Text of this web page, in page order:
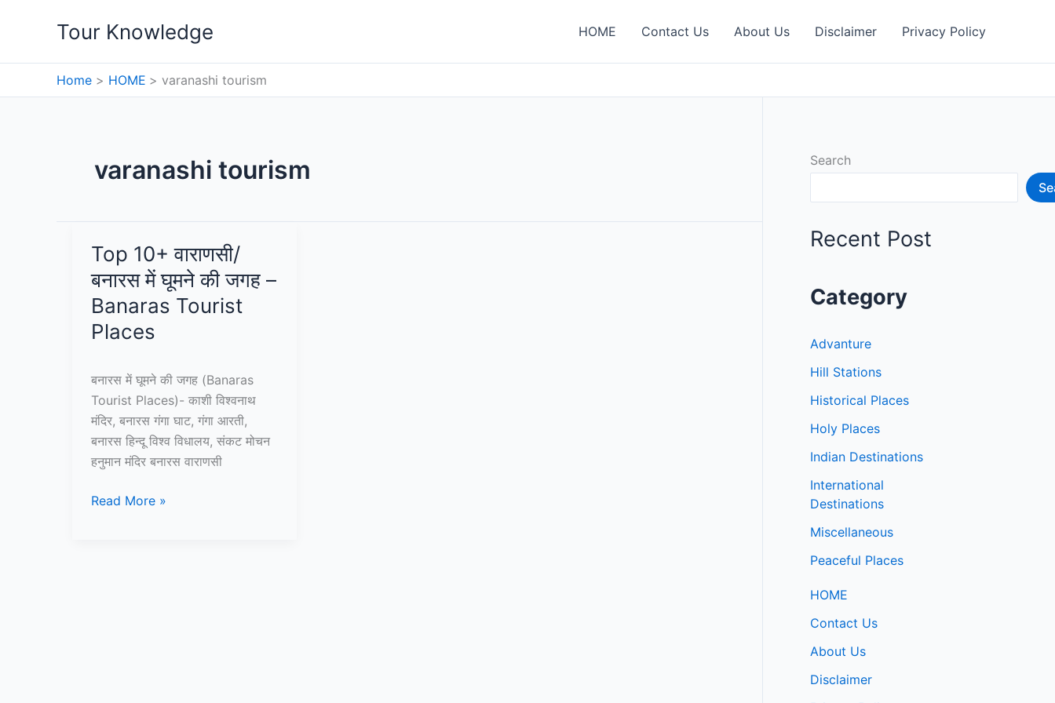
Tour Knowledge HOME Contact Us About Us Disclaimer Privacy Policy
Home HOME varanashi tourism
varanashi tourism
Top 10+ वाराणसी/
बनारस में घूमने की जगह –
Banaras Tourist
Places
बनारस में घूमने की जगह (Banaras
Tourist Places)- काशी विश्वनाथ
मंदिर, बनारस गंगा घाट, गंगा आरती,
बनारस हिन्दू विश्व विधालय, संकट मोचन
हनुमान मंदिर बनारस वाराणसी
Top
Read More »
Search
Recent Post
Category
Advanture
Hill Stations
Historical Places
Holy Places
Indian Destinations
International
Destinations
Miscellaneous
Peaceful Places
HOME
Contact Us
About Us
Disclaimer